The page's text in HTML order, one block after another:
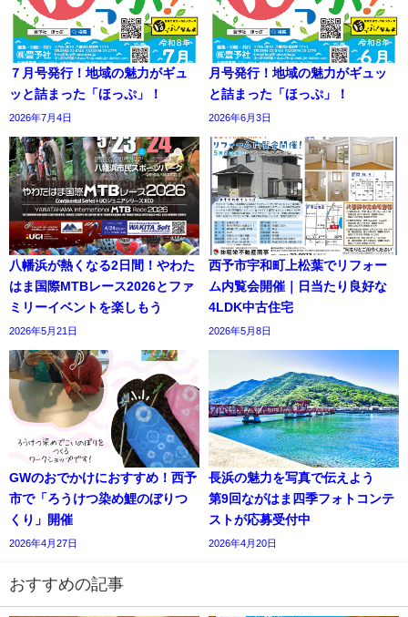
７月号発行！地域の魅力がギュ
ッと詰まった「ほっぷ」！
2026年7月4日
月号発行！地域の魅力がギュッ
と詰まった「ほっぷ」！
2026年6月3日
八幡浜が熱くなる2日間！やわた
はま国際MTBレース2026とファ
ミリーイベントを楽しもう
2026年5月21日
西予市宇和町上松葉でリフォー
ム内覧会開催｜日当たり良好な
4LDK中古住宅
2026年5月8日
GWのおでかけにおすすめ！西予
市で「ろうけつ染め鯉のぼりつ
くり」開催
2026年4月27日
長浜の魅力を写真で伝えよう
第9回ながはま四季フォトコンテ
ストが応募受付中
2026年4月20日
おすすめの記事